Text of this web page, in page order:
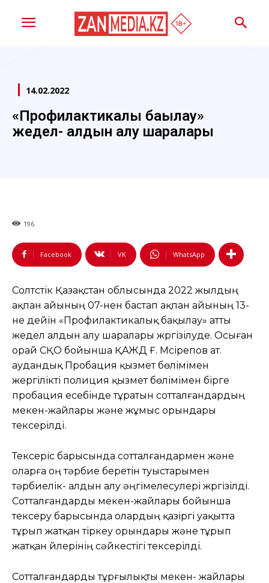
14.02.2022
«Профилактикалық бақылау»
жедел- алдын алу шаралары
196
Facebook VK WhatsApp
Солтүстік Қазақстан облысында 2022 жылдың
ақпан айының 07-нен бастап ақпан айының 13-
не дейін «Профилактикалық бақылау» атты
жедел алдын алу шаралары жүргізілуде. Осыған
орай СҚО бойынша ҚАЖД Ғ. Мүсірепов ат.
аудандық Пробация қызмет бөлімімен
жергілікті полиция қызмет бөлімімен бірге
пробация есебінде тұратын сотталғандардың
мекен-жайлары және жұмыс орындары
тексерілді.
Тексеріс барысында сотталғандармен және
оларға оң тәрбие беретін туыстарымен
тәрбиелік- алдын алу әңгімелесулері жүргізілді.
Сотталғандарды мекен-жайлары бойынша
тексеру барысында олардың қазіргі уақытта
тұрып жатқан тіркеу орындары және тұрып
жатқан үйлерінің сәйкестігі тексерілді.
Сотталғандарды тұрғылықты мекен- жайлары